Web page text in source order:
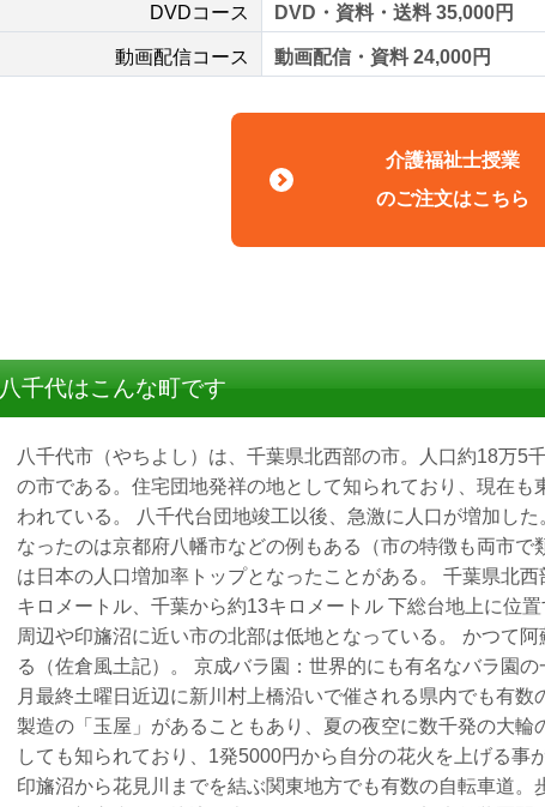
DVDコース DVD・資料・送料 35,000円
動画配信コース 動画配信・資料 24,000円
介護福祉士授業
のご注文はこちら
八千代はこんな町です
八千代市（やちよし）は、千葉県北西部の市。人口約18万5
の市である。住宅団地発祥の地として知られており、現在
われている。 八千代台団地竣工以後、急激に人口が増加し
なったのは京都府八幡市などの例もある（市の特徴も両市
は日本の人口増加率トップとなったことがある。 千葉県北
キロメートル、千葉から約13キロメートル 下総台地上に位
周辺や印旛沼に近い市の北部は低地となっている。 かつて
る（佐倉風土記）。 京成バラ園：世界的にも有名なバラ園
月最終土曜日近辺に新川村上橋沿いで催される県内でも有
製造の「玉屋」があることもあり、夏の夜空に数千発の大輪
しても知られており、1発5000円から自分の花火を上げる事
印旛沼から花見川までを結ぶ関東地方でも有数の自転車道。